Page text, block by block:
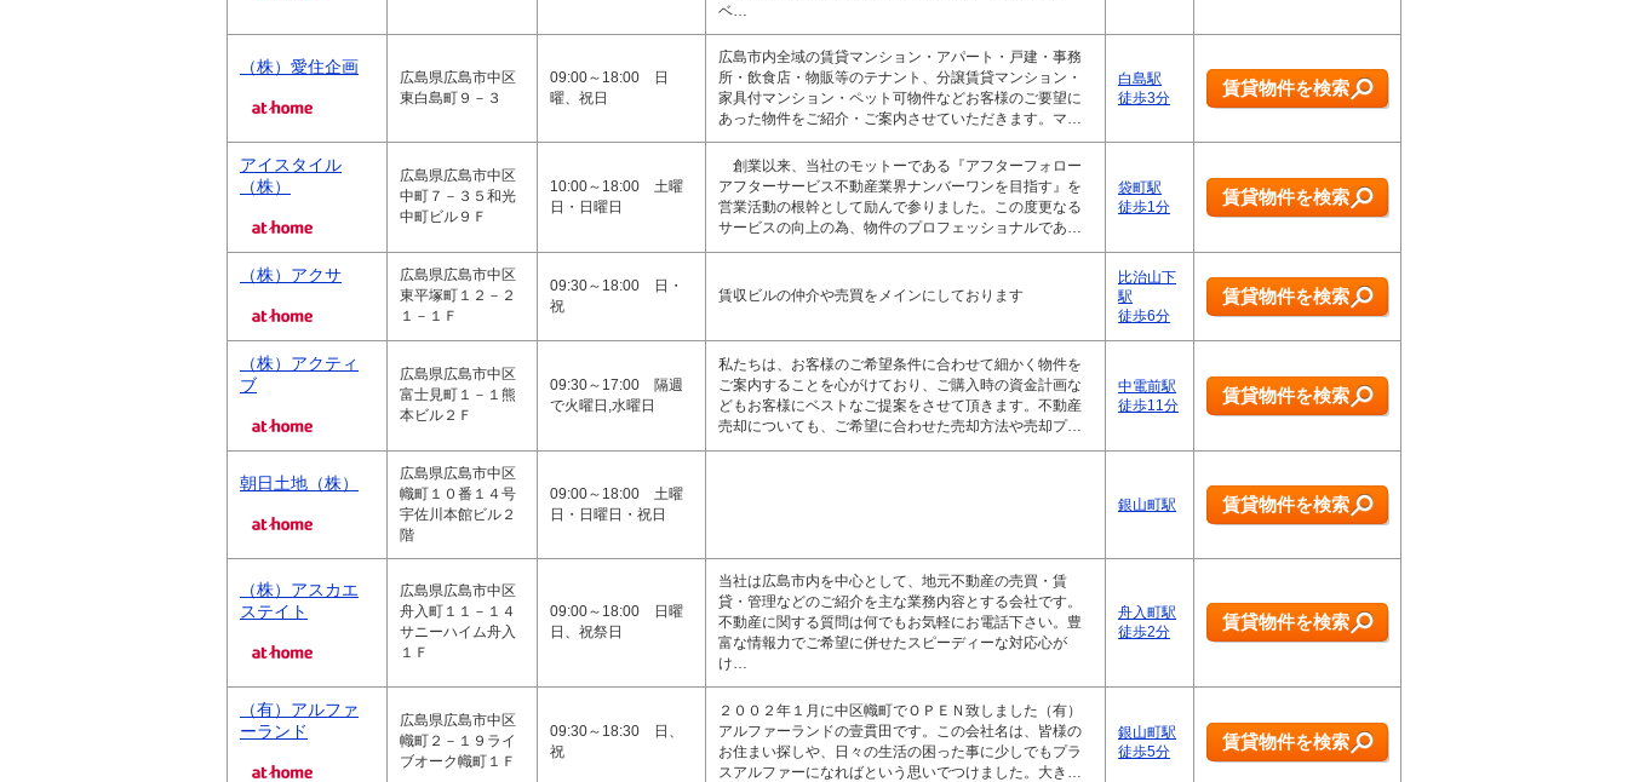
ベ…
（株）愛住企画
広島県広島市中区
東白島町９－３
09:00～18:00 日
曜、祝日
広島市内全域の賃貸マンション・アパート・戸建・事務
所・飲食店・物販等のテナント、分譲賃貸マンション・
家具付マンション・ペット可物件などお客様のご要望に
あった物件をご紹介・ご案内させていただきます。マ…
白島駅
徒歩3分
賃貸物件を検索
アイスタイル
（株）
広島県広島市中区
中町７－３５和光
中町ビル９Ｆ
10:00～18:00 土曜
日・日曜日
創業以来、当社のモットーである『アフターフォロー
アフターサービス不動産業界ナンバーワンを目指す』を
営業活動の根幹として励んで参りました。この度更なる
サービスの向上の為、物件のプロフェッショナルであ…
袋町駅
徒歩1分
賃貸物件を検索
（株）アクサ
広島県広島市中区
東平塚町１２－２
１－１Ｆ
09:30～18:00 日・
祝
賃収ビルの仲介や売買をメインにしております
比治山下
駅
徒歩6分
賃貸物件を検索
（株）アクティ
ブ
広島県広島市中区
富士見町１－１熊
本ビル２Ｆ
09:30～17:00 隔週
で火曜日,水曜日
私たちは、お客様のご希望条件に合わせて細かく物件を
ご案内することを心がけており、ご購入時の資金計画な
どもお客様にベストなご提案をさせて頂きます。不動産
売却についても、ご希望に合わせた売却方法や売却プ…
中電前駅
徒歩11分
賃貸物件を検索
朝日土地（株）
広島県広島市中区
幟町１０番１４号
宇佐川本館ビル２
階
09:00～18:00 土曜
日・日曜日・祝日
銀山町駅 賃貸物件を検索
（株）アスカエ
ステイト
広島県広島市中区
舟入町１１－１４
サニーハイム舟入
１Ｆ
09:00～18:00 日曜
日、祝祭日
当社は広島市内を中心として、地元不動産の売買・賃
貸・管理などのご紹介を主な業務内容とする会社です。
不動産に関する質問は何でもお気軽にお電話下さい。豊
富な情報力でご希望に併せたスピーディーな対応心が
け…
舟入町駅
徒歩2分
賃貸物件を検索
（有）アルファ
ーランド
広島県広島市中区
幟町２－１９ライ
ブオーク幟町１Ｆ
09:30～18:30 日、
祝
２００２年１月に中区幟町でＯＰＥＮ致しました（有）
アルファーランドの壹貫田です。この会社名は、皆様の
お住まい探しや、日々の生活の困った事に少しでもプラ
スアルファーになればという思いでつけました。大き…
銀山町駅
徒歩5分
賃貸物件を検索